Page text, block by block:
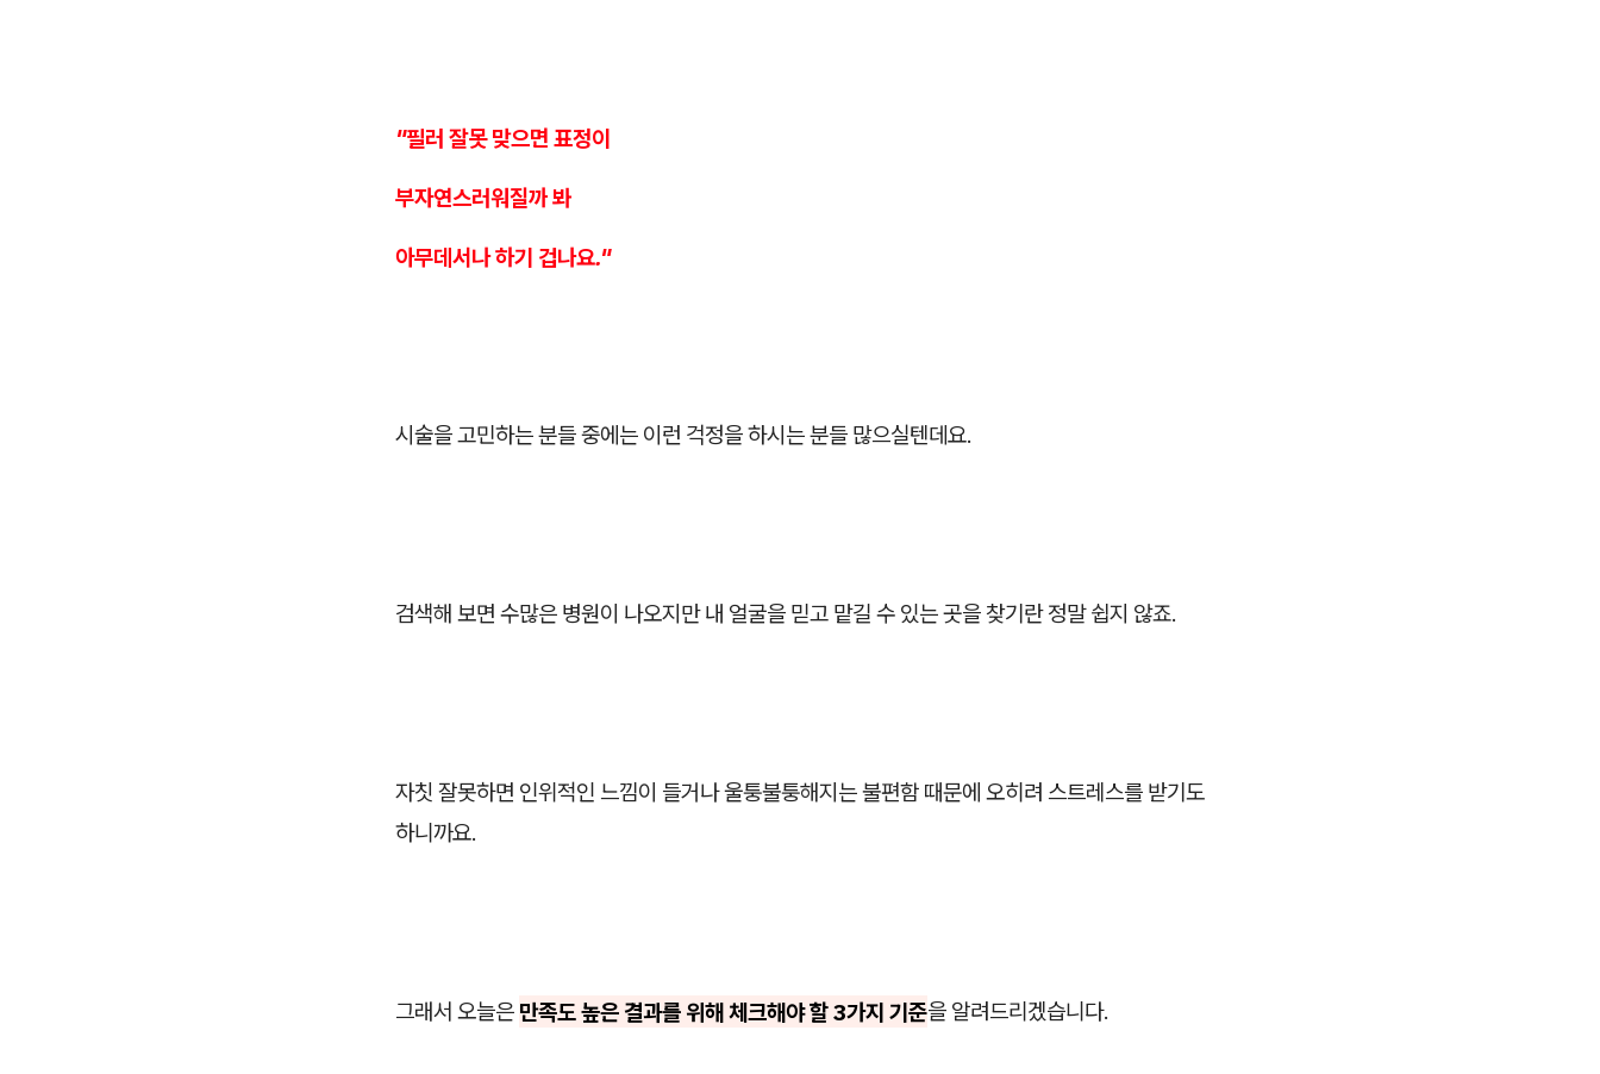
"필러 잘못 맞으면 표정이
부자연스러워질까 봐
아무데서나 하기 겁나요."
시술을 고민하는 분들 중에는 이런 걱정을 하시는 분들 많으실텐데요.
검색해 보면 수많은 병원이 나오지만 내 얼굴을 믿고 맡길 수 있는 곳을 찾기란 정말 쉽지 않죠.
자칫 잘못하면 인위적인 느낌이 들거나 울퉁불퉁해지는 불편함 때문에 오히려 스트레스를 받기도
하니까요.
그래서 오늘은 만족도 높은 결과를 위해 체크해야 할 3가지 기준을 알려드리겠습니다.